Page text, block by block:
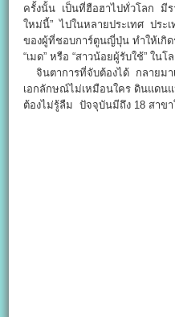
ครั้งนั้น เป็นที่ฮือฮาไปทั่วโลก มีร
ใหม่นี้” ไปในหลายประเทศ ประ
ของผู้ที่ชอบการ์ตูนญี่ปุ่น ทำให้เกิด
“เมด” หรือ “สาวน้อยผู้รับใช้” ใ
จินตาการที่จับต้องได้ กลายมา
เอกลักษณ์ไม่เหมือนใคร ดินแดน
ต้องไม่รู้ลืม ปัจจุบันมีถึง 18 สาข